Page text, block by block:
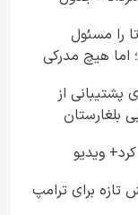
را مسئول
اما هیچ مدرکی
پشتیبانی از
بلغارستان
ویدیو
برای ترامپ